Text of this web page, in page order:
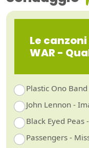
Le
WAR -
Plastic Ono
John Lennon -
Black Eyed Peas
Passengers -